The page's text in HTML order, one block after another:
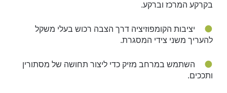
בקרקע המרכז וברקע.
יציבות הקומפוזיציה דרך הצבה רכוש בעלי משקל
להעריך משני צידי המסגרת.
השתמש במרחב מזיק כדי ליצור תחושה של מסתורין
ותככים.